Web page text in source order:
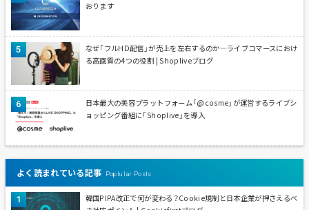
おります
なぜ「フルHD配信」が売上を左右するのか—ライブコマースにおけ
る高画質の4つの役割 | Shopliveブログ
日本最大の美容プラットフォーム「@cosme」が運営するライブシ
ョッピング番組に「Shoplive」を導入
よく読まれている記事 Poplular Posts
韓国PIPA改正で何が変わる？Cookie規制と日本企業が押さえるべ